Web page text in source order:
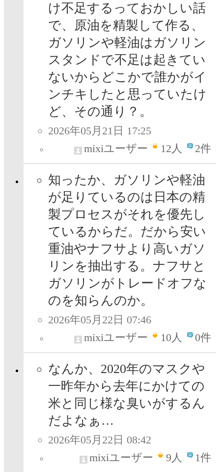
け不足するっておかしい話
で、原油を精製して作る、
ガソリンや軽油はガソリン
スタンドで不足は起きてい
ないからどこかで誰かがイ
ンチキしたと思っていたけ
ど、その通り？。
2026年05月21日 17:25
mixiユーザー
12人 2件
知ったか、ガソリンや軽油
が足りているのは日本の精
製プロセスがそれを優先し
ているからだ。だから安い
重油やナフサより高いガソ
リンを抽出する。ナフサと
ガソリンがトレードオフな
のを知らんのか。
2026年05月22日 07:46
mixiユーザー
10人 0件
なんか、2020年のマスクや
一昨年から去年にかけての
米と同じ様な臭いがするん
だよなぁ…
2026年05月22日 08:42
mixiユーザー
9人 1件